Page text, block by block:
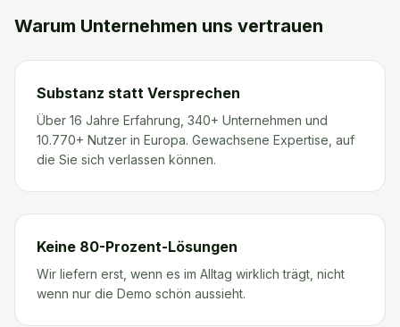
Warum Unternehmen uns vertrauen
Substanz statt Versprechen
Über 16 Jahre Erfahrung, 340+ Unternehmen und
10.770+ Nutzer in Europa. Gewachsene Expertise, auf
die Sie sich verlassen können.
Keine 80-Prozent-Lösungen
Wir liefern erst, wenn es im Alltag wirklich trägt, nicht
wenn nur die Demo schön aussieht.